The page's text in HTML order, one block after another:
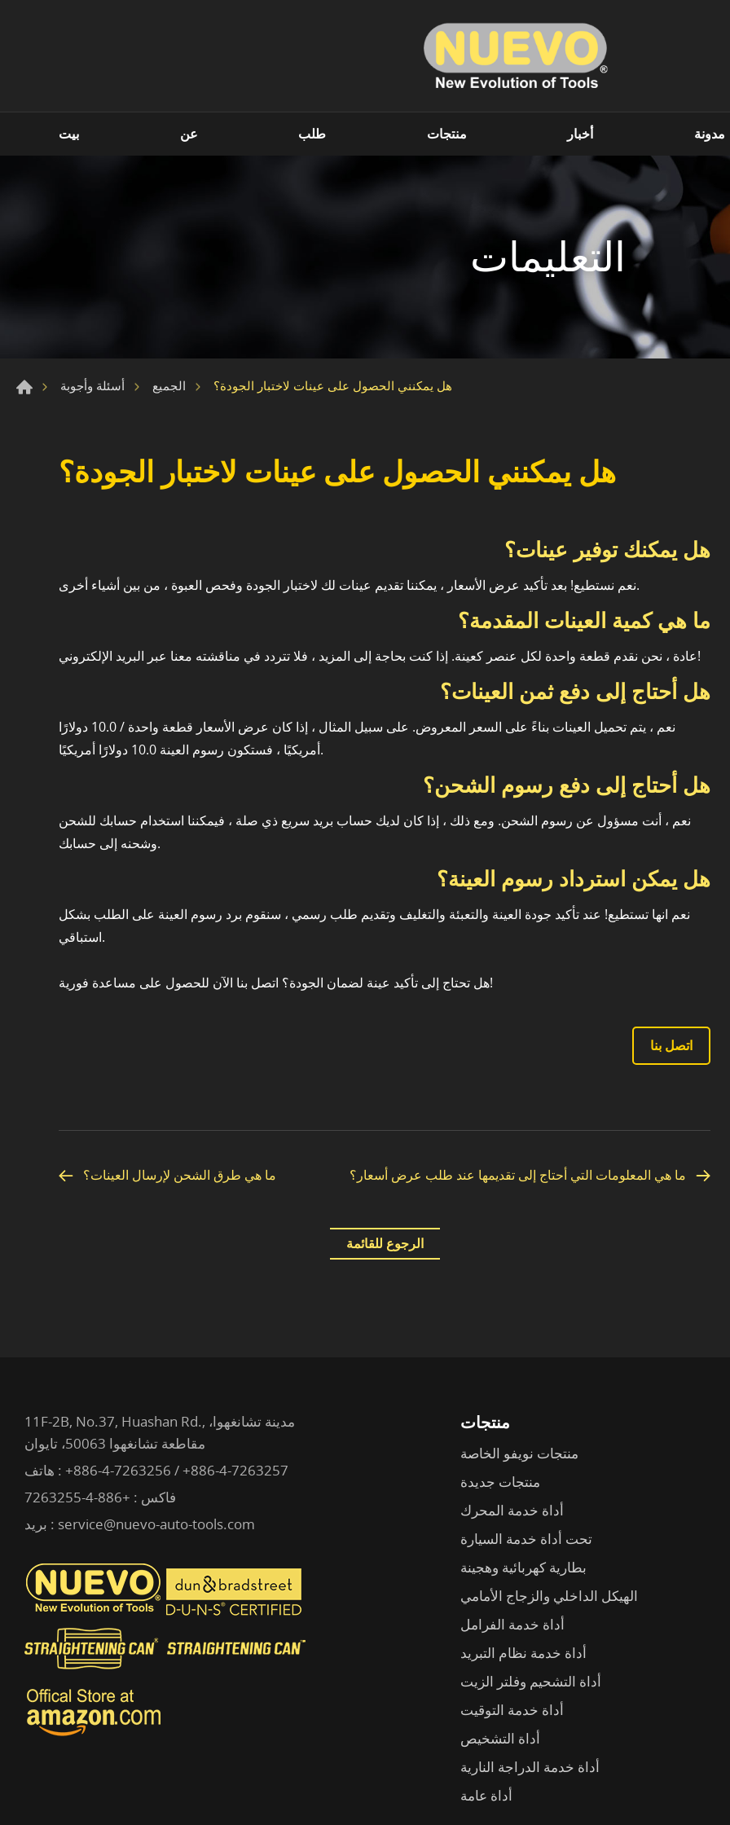
بيت عن طلب منتجات أخبار مدونة
التعليمات
أسئلة وأجوبة الجميع هل يمكنني الحصول على عينات لاختبار الجودة؟
هل يمكنني الحصول على عينات لاختبار الجودة؟
هل يمكنك توفير عينات؟
نعم نستطيع! بعد تأكيد عرض الأسعار ، يمكننا تقديم عينات لك لاختبار الجودة وفحص العبوة ، من بين أشياء أخرى.
ما هي كمية العينات المقدمة؟
عادة ، نحن نقدم قطعة واحدة لكل عنصر كعينة. إذا كنت بحاجة إلى المزيد ، فلا تتردد في مناقشته معنا عبر البريد الإلكتروني!
هل أحتاج إلى دفع ثمن العينات؟
نعم ، يتم تحميل العينات بناءً على السعر المعروض. على سبيل المثال ، إذا كان عرض الأسعار قطعة واحدة / 10.0 دولارًا
أمريكيًا ، فستكون رسوم العينة 10.0 دولارًا أمريكيًا.
هل أحتاج إلى دفع رسوم الشحن؟
نعم ، أنت مسؤول عن رسوم الشحن. ومع ذلك ، إذا كان لديك حساب بريد سريع ذي صلة ، فيمكننا استخدام حسابك للشحن
وشحنه إلى حسابك.
هل يمكن استرداد رسوم العينة؟
نعم انها تستطيع! عند تأكيد جودة العينة والتعبئة والتغليف وتقديم طلب رسمي ، سنقوم برد رسوم العينة على الطلب بشكل
استباقي.
هل تحتاج إلى تأكيد عينة لضمان الجودة؟ اتصل بنا الآن للحصول على مساعدة فورية!
اتصل بنا
ما هي طرق الشحن لإرسال العينات؟ ما هي المعلومات التي أحتاج إلى تقديمها عند طلب عرض أسعار؟
الرجوع للقائمة
منتجات
منتجات نويفو الخاصة
منتجات جديدة
أداة خدمة المحرك
تحت أداة خدمة السيارة
بطارية كهربائية وهجينة
الهيكل الداخلي والزجاج الأمامي
أداة خدمة الفرامل
أداة خدمة نظام التبريد
أداة التشحيم وفلتر الزيت
أداة خدمة التوقيت
أداة التشخيص
أداة خدمة الدراجة النارية
أداة عامة
11F-2B, No.37, Huashan Rd., مدينة تشانغهوا،
مقاطعة تشانغهوا 50063، تايوان
هاتف : +886-4-7263256 / +886-4-7263257
فاكس : +886-4-7263255
بريد : service@nuevo-auto-tools.com